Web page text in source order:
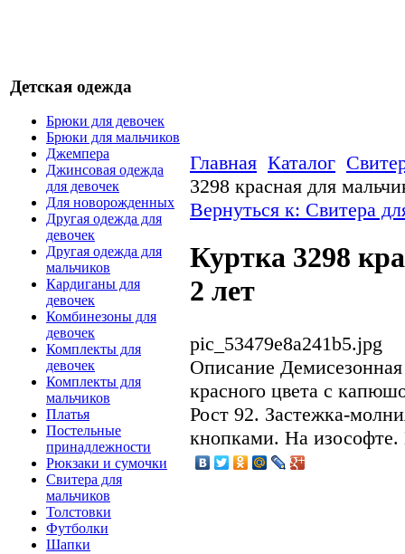
Детская одежда
Брюки для девочек
Брюки для мальчиков
Джемпера
Джинсовая одежда
для девочек
Для новорожденных
Другая одежда для
девочек
Другая одежда для
мальчиков
Кардиганы для
девочек
Комбинезоны для
девочек
Комплекты для
девочек
Комплекты для
мальчиков
Платья
Постельные
принадлежности
Рюкзаки и сумочки
Свитера для
мальчиков
Толстовки
Футболки
Шапки
Главная Каталог
3298 красная для
Вернуться к: Свитера
Куртка 3298
2 лет
pic_53479e8a241b5.jpg
Описание
красного цвета с
Рост 92. Застежка-
кнопками. На